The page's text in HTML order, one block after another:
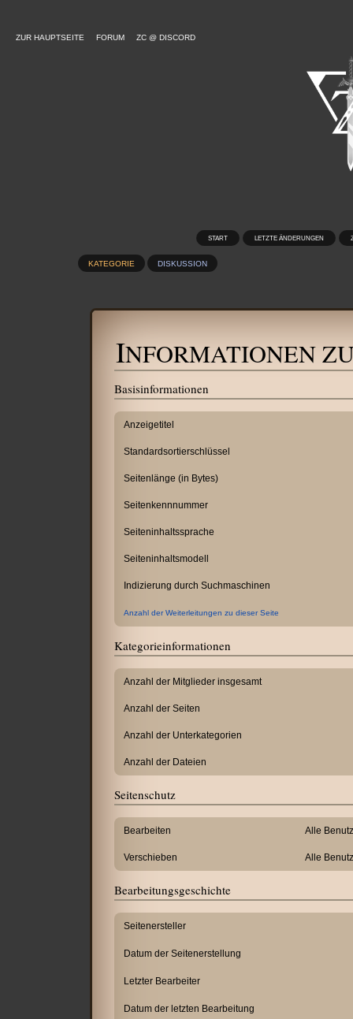
ZUR HAUPTSEITE FORUM ZC @ DISCORD
START LETZTE ÄNDERUNGEN
KATEGORIE DISKUSSION
INFORMATIONEN
Basisinformationen
Anzeigetitel
Standardsortierschlüssel
Seitenlänge (in Bytes)
Seitenkennnummer
Seiteninhaltssprache
Seiteninhaltsmodell
Indizierung durch Suchmaschinen
Anzahl der Weiterleitungen zu dieser Seite
Kategorieinformationen
Anzahl der Mitglieder insgesamt
Anzahl der Seiten
Anzahl der Unterkategorien
Anzahl der Dateien
Seitenschutz
Bearbeiten Alle
Verschieben Alle
Bearbeitungsgeschichte
Seitenersteller
Datum der Seitenerstellung
Letzter Bearbeiter
Datum der letzten Bearbeitung